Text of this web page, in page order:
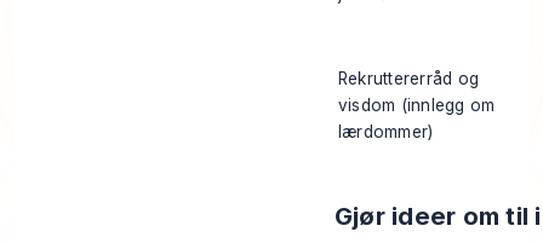
Rekruttererråd og
visdom (innlegg om
lærdommer)
Gjør ideer om til